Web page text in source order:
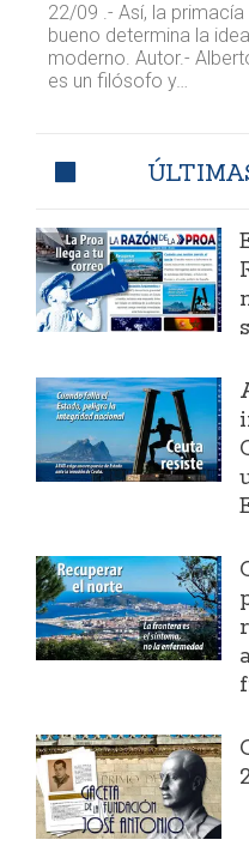
22/09 .- Así, la
bueno determina la
moderno. Autor.-
es un filósofo y…